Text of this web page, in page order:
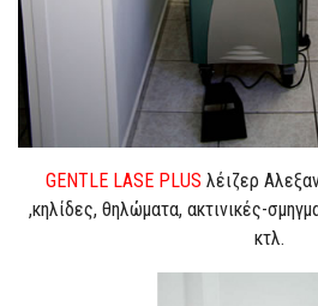
GENTLE LASE PLUS λέιζερ
,κηλίδες, θηλώματα, ακτινικές-
κτλ.